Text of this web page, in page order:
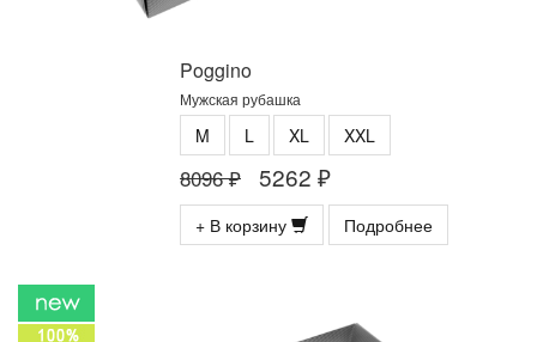
Poggino
Мужская рубашка
M L XL XXL
8096 ₽ 5262 ₽
+ В корзину Подробнее